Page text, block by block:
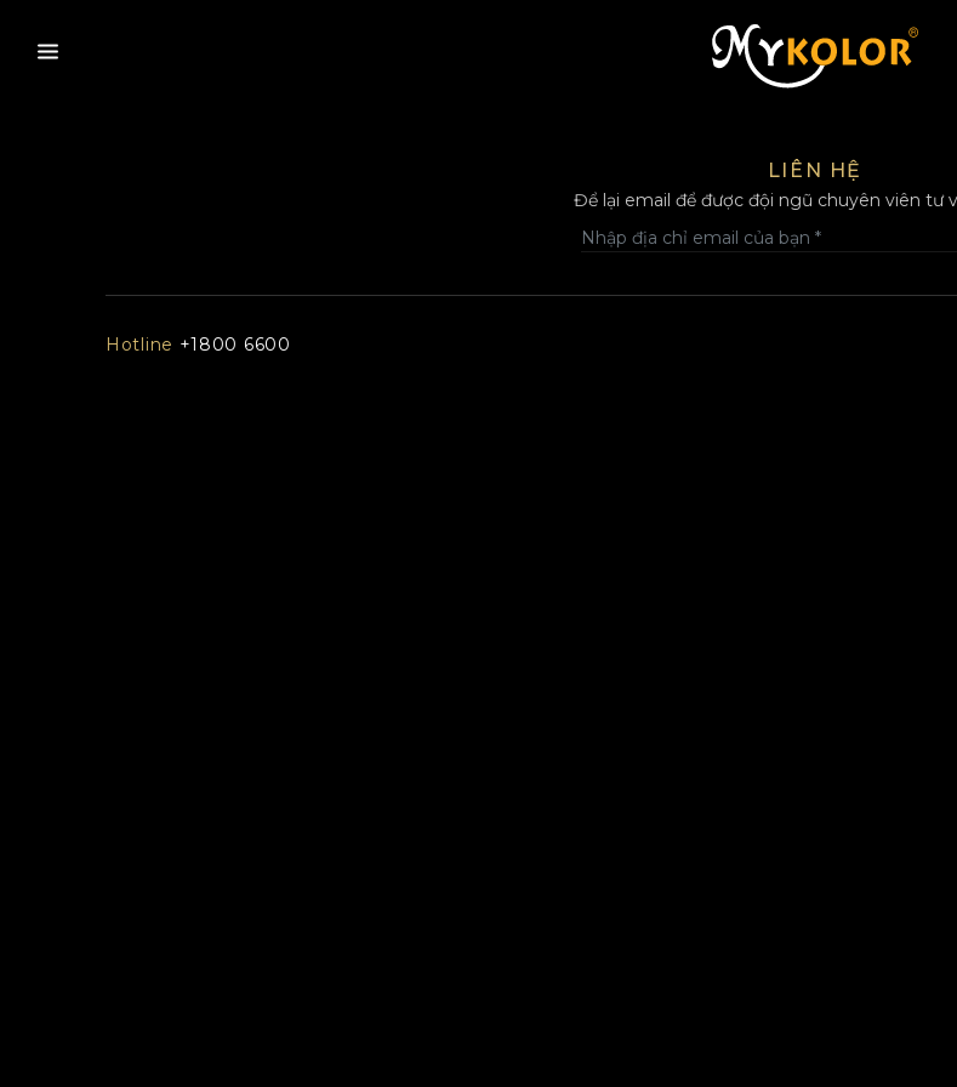
MYKOLOR
LIÊN HỆ
Để lại email để được đội ngũ chuyên viên tư
Hotline +1800 6600